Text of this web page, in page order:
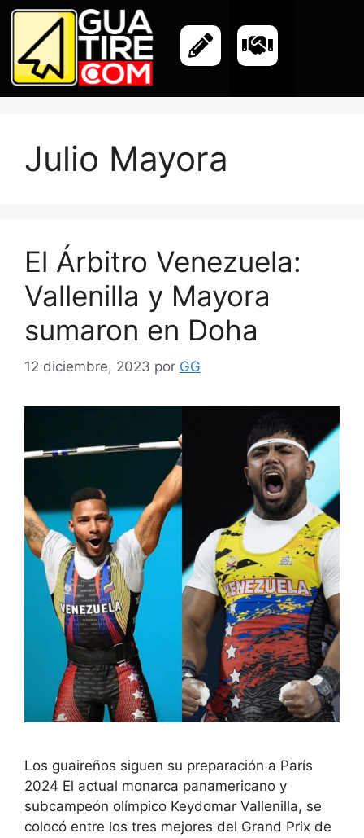
Julio Mayora
El Árbitro Venezuela:
Vallenilla y Mayora
sumaron en Doha
12 diciembre, 2023 por GG
Los guaireños siguen su preparación a París
2024 El actual monarca panamericano y
subcampeón olímpico Keydomar Vallenilla, se
colocó entre los tres mejores del Grand Prix de